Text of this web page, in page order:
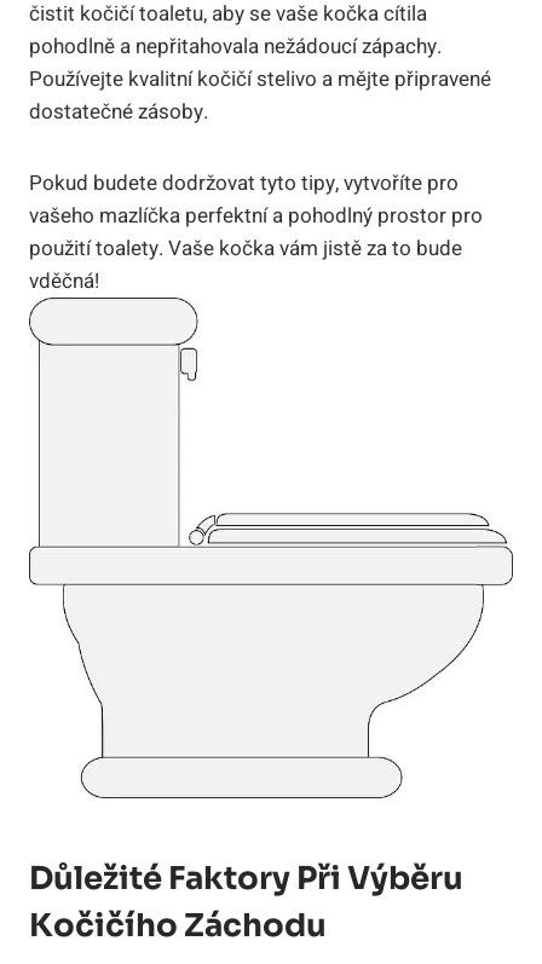
čistit kočičí toaletu, aby se vaše kočka cítila
pohodlně a nepřitahovala nežádoucí zápachy.
Používejte kvalitní kočičí stelivo a mějte připravené
dostatečné zásoby.
Pokud budete dodržovat tyto tipy, vytvoříte pro
vašeho mazlíčka perfektní a pohodlný prostor pro
použití toalety. Vaše kočka vám jistě za to bude
vděčná!
Důležité Faktory Při Výběru
Kočičího Záchodu